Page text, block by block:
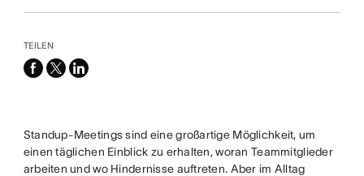
TEILEN
facebook
x-
linkedin
Standup-Meetings sind eine großartige Möglichkeit, um
einen täglichen Einblick zu erhalten, woran Teammitglieder
arbeiten und wo Hindernisse auftreten. Aber im Alltag